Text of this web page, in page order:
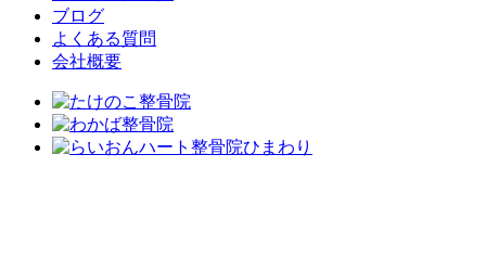
ブログ
よくある質問
会社概要